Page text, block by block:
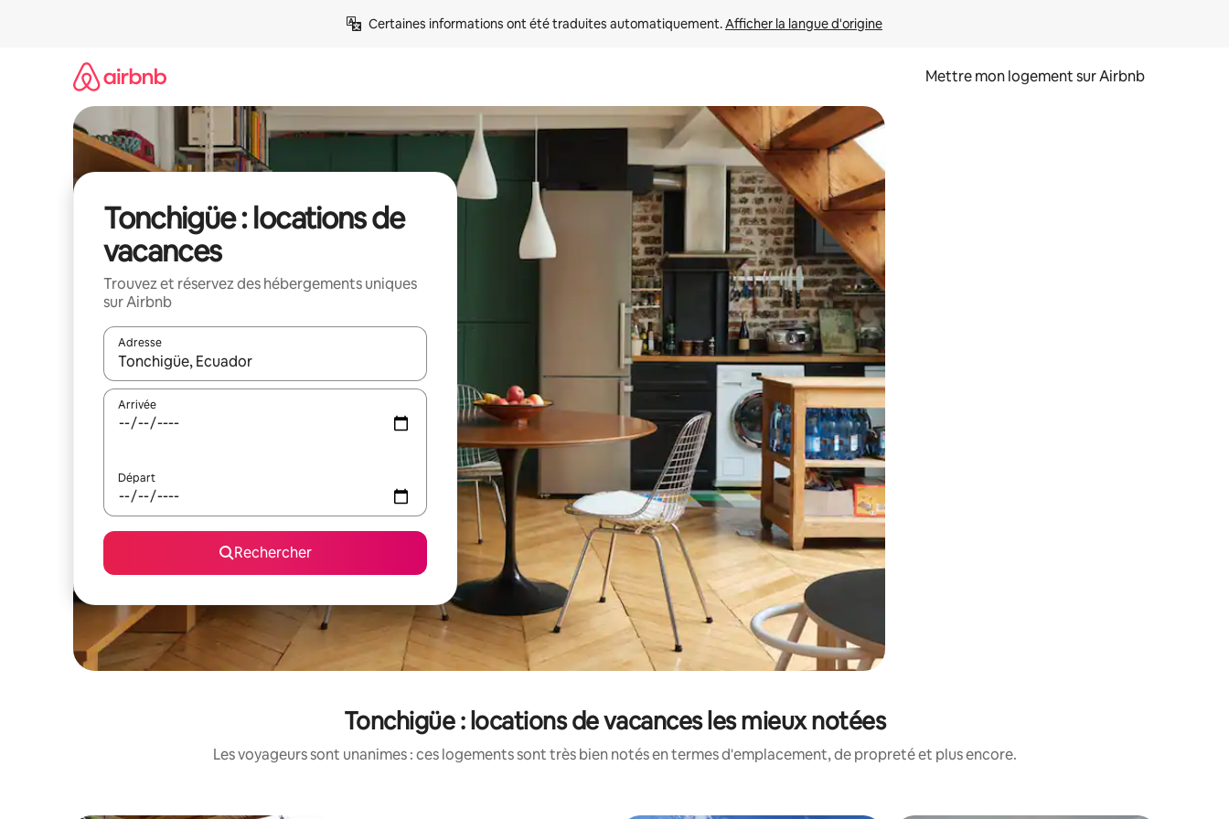
Certaines informations ont été traduites automatiquement. Afficher la langue d'origine
Mettre mon logement sur Airbnb
Tonchigüe : locations de
vacances
Trouvez et réservez des hébergements uniques
sur Airbnb
Adresse
Lorsque les résultats s'affichent, utilisez les flèches vers le haut et vers le bas pour les parcourir ou en appuyant et en faisant glisser.
Arrivée
Départ
Rechercher
Tonchigüe : locations de vacances les mieux notées
Les voyageurs sont unanimes : ces logements sont très bien notés en termes d'emplacement, de propreté et plus encore.